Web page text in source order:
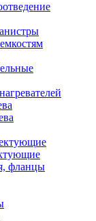
фланцы